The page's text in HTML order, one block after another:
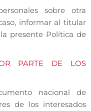
sobre otra
informar al titular
presente Política de
PARTE DE LOS
nacional de
de los interesados